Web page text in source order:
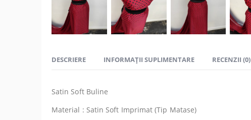
DESCRIERE INFORMAȚII SUPLIMENTARE RECENZII (0)
Satin Soft Buline
Material : Satin Soft Imprimat (Tip Matase)